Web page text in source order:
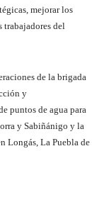
mejorar los
trabajadores del
de la brigada
y
puntos de agua para
y Sabiñánigo y la
Longás, La Puebla de